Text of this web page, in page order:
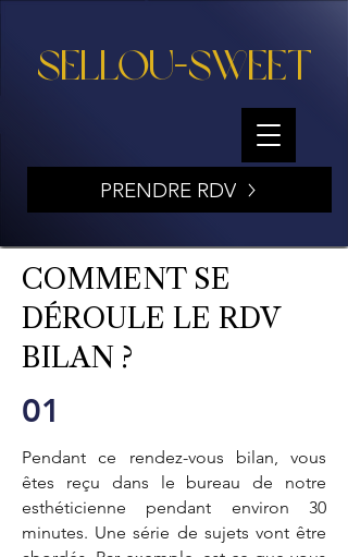
SELLOU-SWEET
PRENDRE RDV
COMMENT SE
DÉROULE LE RDV
BILAN ?
01
Pendant ce rendez-vous bilan, vous
êtes reçu dans le bureau de notre
esthéticienne pendant environ 30
minutes. Une série de sujets vont être